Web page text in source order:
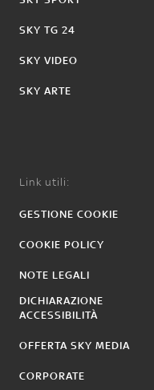
SKY TG 24
SKY VIDEO
SKY ARTE
Link utili:
GESTIONE COOKIE
COOKIE POLICY
NOTE LEGALI
DICHIARAZIONE
ACCESSIBILITÀ
OFFERTA SKY MEDIA
CORPORATE